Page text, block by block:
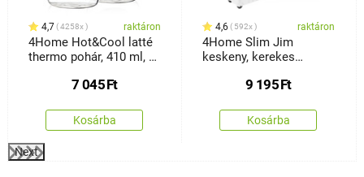
4,7 4258x raktáron
4Home Hot&Cool latté
thermo pohár, 410 ml, 2
7 045Ft
Kosárba
4,6 592x raktáron
4Home Slim Jim
keskeny, kerekes
9 195Ft
Kosárba
Next